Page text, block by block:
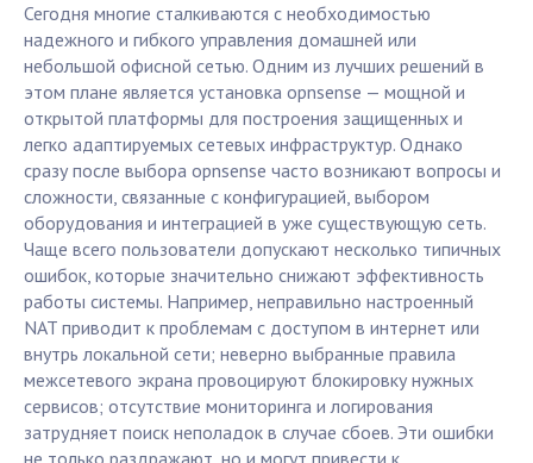
Сегодня многие сталкиваются с необходимостью
надежного и гибкого управления домашней или
небольшой офисной сетью. Одним из лучших решений в
этом плане является установка opnsense — мощной и
открытой платформы для построения защищенных и
легко адаптируемых сетевых инфраструктур. Однако
сразу после выбора opnsense часто возникают вопросы и
сложности, связанные с конфигурацией, выбором
оборудования и интеграцией в уже существующую сеть.
Чаще всего пользователи допускают несколько типичных
ошибок, которые значительно снижают эффективность
работы системы. Например, неправильно настроенный
NAT приводит к проблемам с доступом в интернет или
внутрь локальной сети; неверно выбранные правила
межсетевого экрана провоцируют блокировку нужных
сервисов; отсутствие мониторинга и логирования
затрудняет поиск неполадок в случае сбоев. Эти ошибки